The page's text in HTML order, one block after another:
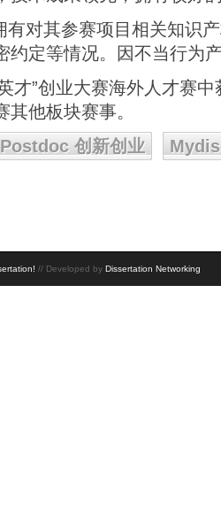
有对其参赛项目相关知识
约定等情况。因不当行为
才”创业大赛海外人才赛
他板块赛事。
Postdoc 创新创业
// Developed by Dissertation Networking